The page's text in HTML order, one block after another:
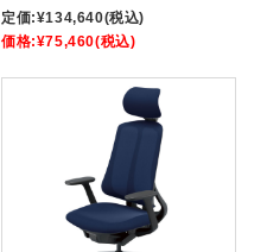
定価:¥134,640(税込)
価格:¥75,460(税込)